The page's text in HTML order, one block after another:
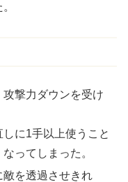
撃力ダウンを受け
に1手以上使うこと
ってしまった。
を透過させきれ